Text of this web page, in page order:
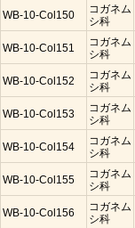
WB-10-Col150
コガネム
シ科
WB-10-Col151
コガネム
シ科
WB-10-Col152
コガネム
シ科
WB-10-Col153
コガネム
シ科
WB-10-Col154
コガネム
シ科
WB-10-Col155
コガネム
シ科
WB-10-Col156
コガネム
シ科